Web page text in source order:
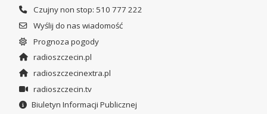
Czujny non stop: 510 777 222
Wyślij do nas wiadomość
Prognoza pogody
radioszczecin.pl
radioszczecinextra.pl
radioszczecin.tv
Biuletyn Informacji Publicznej